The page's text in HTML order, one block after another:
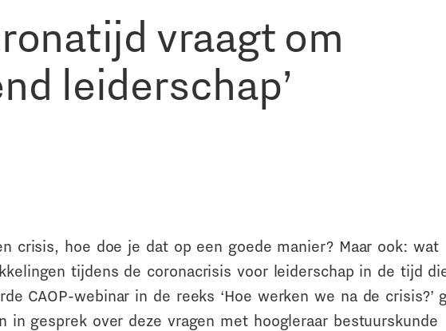
vraagt om
leiderschap’
crisis, hoe doe je dat op een goede manier? Maar ook: wat
tijdens de coronacrisis voor leiderschap in de tijd
CAOP-webinar in de reeks ‘Hoe werken we na de crisis?’
in gesprek over deze vragen met hoogleraar bestuurskunde